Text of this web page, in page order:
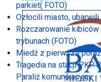
parkiet( FOTO)
Ozłocili miasto,
Rozczarowanie kibiców
trybunach (FOTO)
Miedź z pierwszą
Tragedia na stacji PKP.
Paraliż komunikacyjny